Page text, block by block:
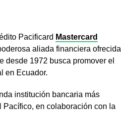
Pacificard Mastercard
aliada financiera ofrecida
desde 1972 busca promover el
en Ecuador.
institución bancaria más
en colaboración con la